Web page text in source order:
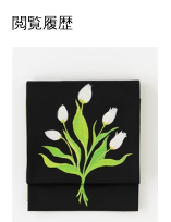
閲覧履歴